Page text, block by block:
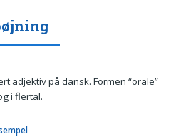
adjektiv på dansk. Formen “orale”
i flertal.